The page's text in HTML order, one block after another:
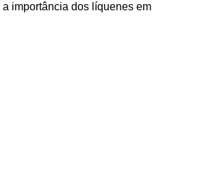
importância dos líquenes em